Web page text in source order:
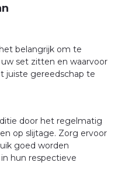
belangrijk om te
set zitten en waarvoor
juiste gereedschap te
door het regelmatig
op slijtage. Zorg ervoor
goed worden
hun respectieve